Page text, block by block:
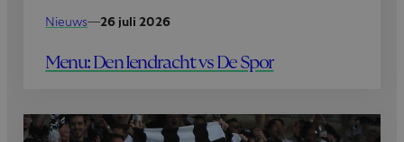
Nieuws—26 juli 2026
Menu: Den Iendracht vs De Spor